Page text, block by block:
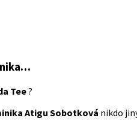
Tee?
Atigu Sobotková nikdo